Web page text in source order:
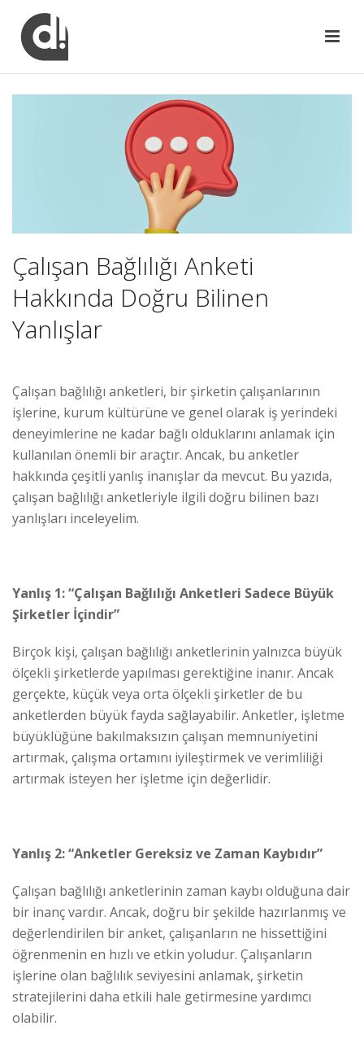
Çalışan Bağlılığı Anketi
Hakkında Doğru Bilinen
Yanlışlar
Çalışan bağlılığı anketleri, bir şirketin çalışanlarının
işlerine, kurum kültürüne ve genel olarak iş yerindeki
deneyimlerine ne kadar bağlı olduklarını anlamak için
kullanılan önemli bir araçtır. Ancak, bu anketler
hakkında çeşitli yanlış inanışlar da mevcut. Bu yazıda,
çalışan bağlılığı anketleriyle ilgili doğru bilinen bazı
yanlışları inceleyelim.
Yanlış 1: “Çalışan Bağlılığı Anketleri Sadece Büyük
Şirketler İçindir”
Birçok kişi, çalışan bağlılığı anketlerinin yalnızca büyük
ölçekli şirketlerde yapılması gerektiğine inanır. Ancak
gerçekte, küçük veya orta ölçekli şirketler de bu
anketlerden büyük fayda sağlayabilir. Anketler, işletme
büyüklüğüne bakılmaksızın çalışan memnuniyetini
artırmak, çalışma ortamını iyileştirmek ve verimliliği
artırmak isteyen her işletme için değerlidir.
Yanlış 2: “Anketler Gereksiz ve Zaman Kaybıdır”
Çalışan bağlılığı anketlerinin zaman kaybı olduğuna dair
bir inanç vardır. Ancak, doğru bir şekilde hazırlanmış ve
değerlendirilen bir anket, çalışanların ne hissettiğini
öğrenmenin en hızlı ve etkin yoludur. Çalışanların
işlerine olan bağlılık seviyesini anlamak, şirketin
stratejilerini daha etkili hale getirmesine yardımcı
olabilir.